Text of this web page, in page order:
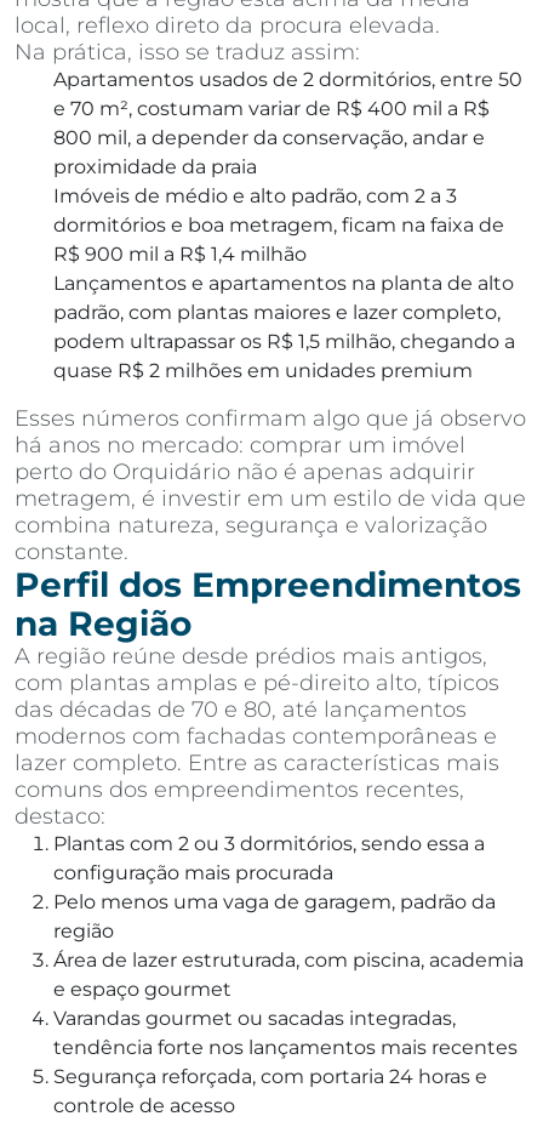
local, reflexo direto da procura elevada.
Na prática, isso se traduz assim:
Apartamentos usados de 2 dormitórios, entre 50
e 70 m², costumam variar de R$ 400 mil a R$
800 mil, a depender da conservação, andar e
proximidade da praia
Imóveis de médio e alto padrão, com 2 a 3
dormitórios e boa metragem, ficam na faixa de
R$ 900 mil a R$ 1,4 milhão
Lançamentos e apartamentos na planta de alto
padrão, com plantas maiores e lazer completo,
podem ultrapassar os R$ 1,5 milhão, chegando a
quase R$ 2 milhões em unidades premium
Esses números confirmam algo que já observo
há anos no mercado: comprar um imóvel
perto do Orquidário não é apenas adquirir
metragem, é investir em um estilo de vida que
combina natureza, segurança e valorização
constante.
Perfil dos Empreendimentos
na Região
A região reúne desde prédios mais antigos,
com plantas amplas e pé-direito alto, típicos
das décadas de 70 e 80, até lançamentos
modernos com fachadas contemporâneas e
lazer completo. Entre as características mais
comuns dos empreendimentos recentes,
destaco:
Plantas com 2 ou 3 dormitórios, sendo essa a
configuração mais procurada
Pelo menos uma vaga de garagem, padrão da
região
Área de lazer estruturada, com piscina, academia
e espaço gourmet
Varandas gourmet ou sacadas integradas,
tendência forte nos lançamentos mais recentes
Segurança reforçada, com portaria 24 horas e
controle de acesso